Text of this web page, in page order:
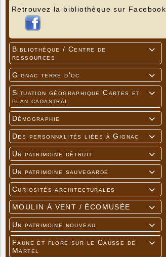
Retrouvez la bibliothèque sur Facebook

Bibliothèque / Centre de
ressources

Gignac terre d'oc

Situation géographique Cartes et
plan cadastral

Démographie

Des personnalités liées à Gignac

Un patrimoine détruit

Un patrimoine sauvegardé

Curiosités architecturales

MOULIN À VENT / ÉCOMUSÉE

Un patrimoine nouveau

Faune et flore sur le Causse de
Martel